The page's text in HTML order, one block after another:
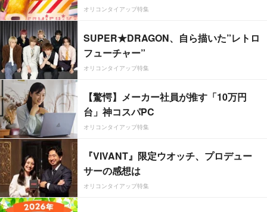
オリコンタイアップ特集
SUPER★DRAGON、自ら描いた”レトロ
フューチャー”
オリコンタイアップ特集
【驚愕】メーカー社員が推す「10万円
台」神コスパPC
オリコンタイアップ特集
『VIVANT』限定ウオッチ、プロデュー
サーの感想は
オリコンタイアップ特集